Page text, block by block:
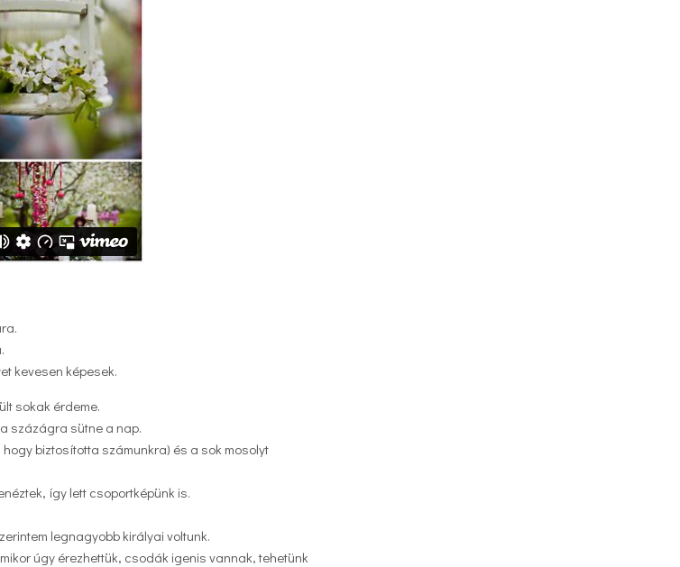
kevesen képesek.
sokak érdeme.
százágra sütne a nap.
biztosította számunkra) és a sok mosolyt
így lett csoportképünk is.
legnagyobb királyai voltunk.
úgy érezhettük, csodák igenis vannak, tehetünk